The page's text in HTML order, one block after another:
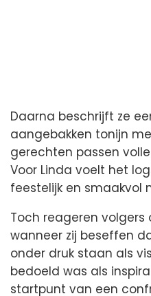
Daarna beschrijft ze
aangebakken tonijn
gerechten passen
Voor Linda voelt het
feestelijk en smaakvol
Toch reageren volgers
wanneer zij beseffen
onder druk staan als
bedoeld was als
startpunt van een